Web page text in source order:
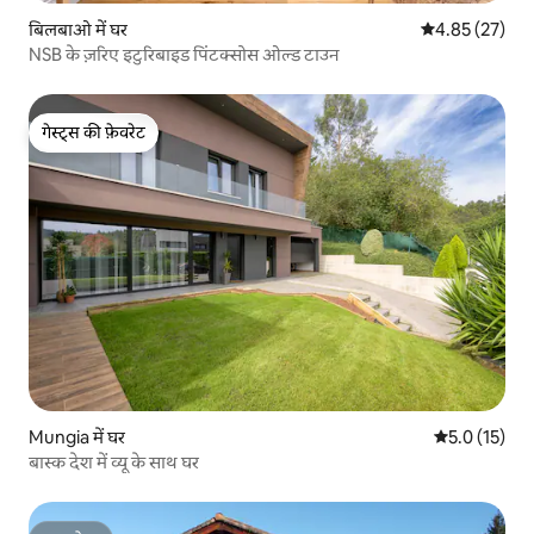
बिलबाओ में घर औसत रेटिंग 5 में
4.85 (27)
NSB के ज़रिए इटुरिबाइड पिंटक्सोस ओल्ड टाउन
गेस्ट्स की फ़ेवरेट
गेस्ट्स की फ़ेवरेट
Mungia में घर औसत रेटिंग 5
5.0 (15)
बास्क देश में व्यू के साथ घर